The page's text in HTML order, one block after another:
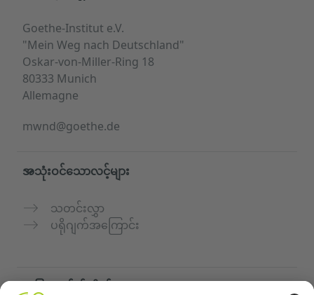
Goethe-Institut e.V.
"Mein Weg nach Deutschland"
Oskar-von-Miller-Ring 18
80333 Munich
Allemagne
mwnd@goethe.de
အသုံးဝင်သောလင့်များ
သတင်းလွှာ
ပရိုဂျက်အကြောင်း